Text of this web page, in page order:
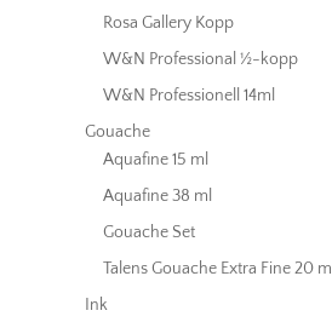
Rosa Gallery Kopp
W&N Professional ½-kopp
W&N Professionell 14ml
Gouache
Aquafine 15 ml
Aquafine 38 ml
Gouache Set
Talens Gouache Extra Fine 20 ml
Ink